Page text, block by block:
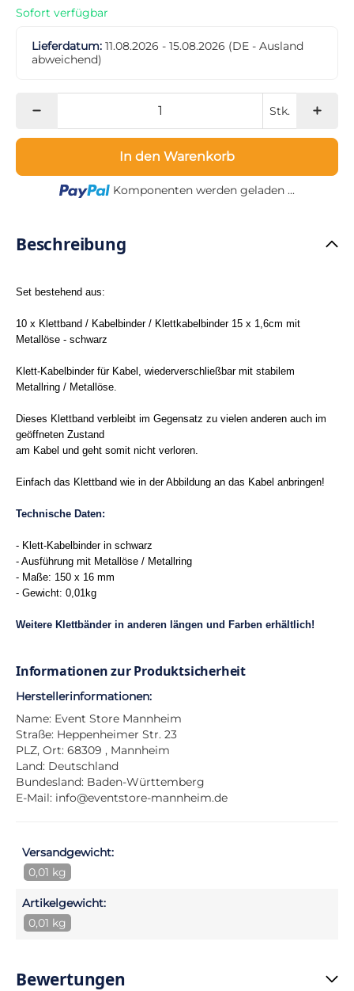
Sofort verfügbar
Lieferdatum: 11.08.2026 - 15.08.2026 (DE - Ausland
abweichend)
Stk.
In den Warenkorb
Loading...
Komponenten werden geladen ...
Beschreibung
Set bestehend aus:
10 x Klettband / Kabelbinder / Klettkabelbinder 15 x 1,6cm mit
Metallöse - schwarz
Klett-Kabelbinder für Kabel, wiederverschließbar mit stabilem
Metallring / Metallöse.
Dieses Klettband verbleibt im Gegensatz zu vielen anderen auch im
geöffneten Zustand
am Kabel und geht somit nicht verloren.
Einfach das Klettband wie in der Abbildung an das Kabel anbringen!
Technische Daten:
- Klett-Kabelbinder in schwarz
- Ausführung mit Metallöse / Metallring
- Maße: 150 x 16 mm
- Gewicht: 0,01kg
Weitere Klettbänder in anderen längen und Farben erhältlich!
Informationen zur Produktsicherheit
Herstellerinformationen:
Name: Event Store Mannheim
Straße: Heppenheimer Str. 23
PLZ, Ort: 68309 , Mannheim
Land: Deutschland
Bundesland: Baden-Württemberg
E-Mail: info@eventstore-mannheim.de
Versandgewicht:
0,01 kg
Artikelgewicht:
0,01 kg
Bewertungen